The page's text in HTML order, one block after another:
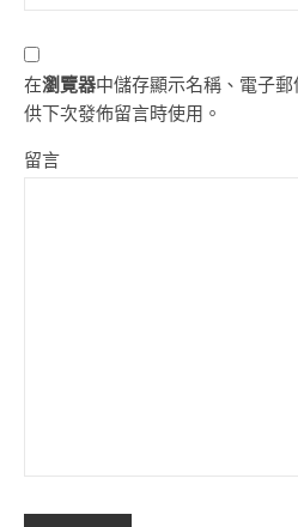
在瀏覽器中儲存顯示名稱、電子
供下次發佈留言時使用。
留言